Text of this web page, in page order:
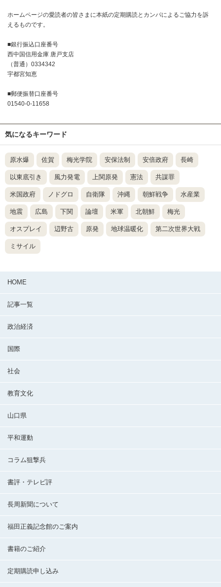
ホームページの愛読者の皆さまに本紙の定期購読とカンパによるご協力を訴
えるものです。
■銀行振込口座番号
西中国信用金庫 唐戸支店
（普通）0334342
宇都宮知恵
■郵便振替口座番号
01540-0-11658
気になるキーワード
原水爆 佐賀 梅光学院 安保法制 安倍政府 長崎
以東底引き 風力発電 上関原発 憲法 共謀罪
米国政府 ノドグロ 自衛隊 沖縄 朝鮮戦争 水産業
地震 広島 下関 論壇 米軍 北朝鮮 梅光
オスプレイ 辺野古 原発 地球温暖化 第二次世界大戦
ミサイル
HOME
記事一覧
政治経済
国際
社会
教育文化
山口県
平和運動
コラム狙撃兵
書評・テレビ評
長周新聞について
福田正義記念館のご案内
書籍のご紹介
定期購読申し込み